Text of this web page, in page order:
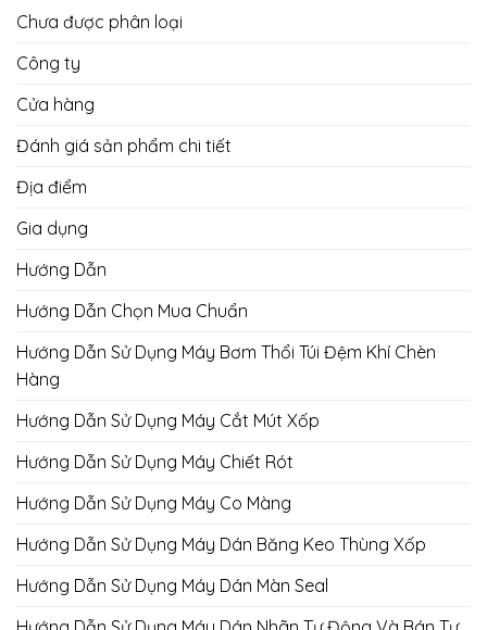
Chưa được phân loại
Công ty
Cửa hàng
Đánh giá sản phẩm chi tiết
Địa điểm
Gia dụng
Hướng Dẫn
Hướng Dẫn Chọn Mua Chuẩn
Hướng Dẫn Sử Dụng Máy Bơm Thổi Túi Đệm Khí Chèn
Hàng
Hướng Dẫn Sử Dụng Máy Cắt Mút Xốp
Hướng Dẫn Sử Dụng Máy Chiết Rót
Hướng Dẫn Sử Dụng Máy Co Màng
Hướng Dẫn Sử Dụng Máy Dán Băng Keo Thùng Xốp
Hướng Dẫn Sử Dụng Máy Dán Màn Seal